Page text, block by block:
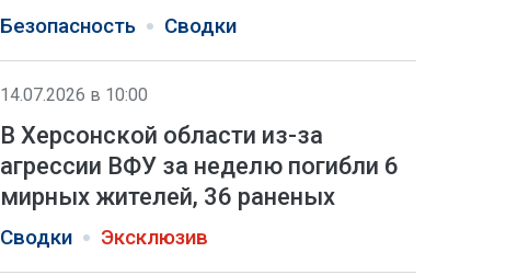
Безопасность Сводки
14.07.2026 в 10:00
В Херсонской области из-за
агрессии ВФУ за неделю погибли 6
мирных жителей, 36 раненых
Сводки Эксклюзив